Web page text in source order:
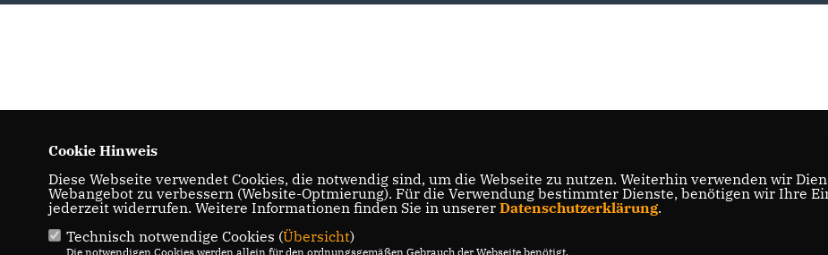
Cookie Hinweis
Diese Webseite verwendet Cookies, die notwendig sind, um die Webseite zu nutzen. Weiterhin verwenden wir
Webangebot zu verbessern (Website-Optmierung). Für die Verwendung bestimmter Dienste, benötigen wir Ihre
jederzeit widerrufen. Weitere Informationen finden Sie in unserer Datenschutzerklärung.
Technisch notwendige Cookies (Übersicht)
Die notwendigen Cookies werden allein für den ordnungsgemäßen Gebrauch der Webseite benötigt.